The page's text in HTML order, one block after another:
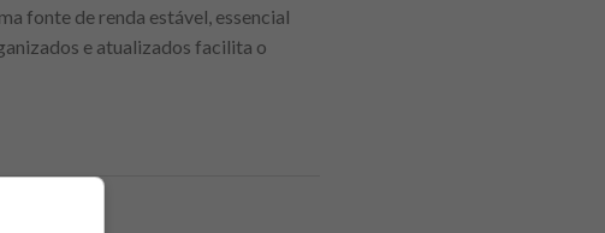
fonte de renda estável, essencial
e atualizados facilita o